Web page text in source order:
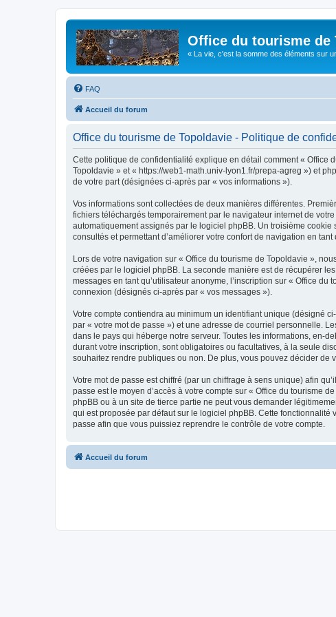
Office du tourisme de
« La vie, c'est la somme des éléments sur
FAQ
Accueil du forum
Office du tourisme de Topoldavie - Politique de
Cette politique de confidentialité explique en détail comment « Office
Topoldavie » et « https://web1-math.univ-lyon1.fr/prepa-agreg ») et
de votre part (désignées ci-après par « vos informations »).
Vos informations sont collectées de deux manières différentes.
fichiers téléchargés temporairement par le navigateur internet de
automatiquement assignés par le logiciel phpBB. Un troisième
consultés et permettant d’améliorer votre confort de navigation en tant
Lors de votre navigation sur « Office du tourisme de Topoldavie »,
créées par le logiciel phpBB. La seconde manière est de récupérer
messages en tant qu’utilisateur anonyme, l’inscription sur « Office
connexion (désignés ci-après par « vos messages »).
Votre compte contiendra au minimum un identifiant unique (désigné
par « votre mot de passe ») et une adresse de courriel personnelle.
dans le pays qui héberge notre serveur. Toutes les informations, en-
durant votre inscription, sont obligatoires ou facultatives, à la seule
souhaitez rendre publiques ou non. De plus, vous pouvez décider
Votre mot de passe est chiffré (par un chiffrage à sens unique) afin
passe est le moyen d’accès à votre compte sur « Office du tourisme
phpBB ou à un site de tierce partie ne peut vous demander
qui est proposée par défaut sur le logiciel phpBB. Cette
passe afin que vous puissiez reprendre le contrôle de votre compte.
Accueil du forum